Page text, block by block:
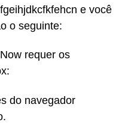
e você
o seguinte:
requer os
do navegador